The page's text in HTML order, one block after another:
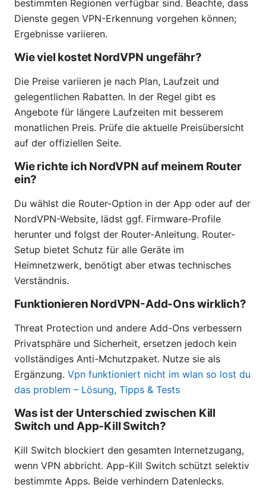
bestimmten Regionen verfügbar sind. Beachte, dass
Dienste gegen VPN-Erkennung vorgehen können;
Ergebnisse variieren.
Wie viel kostet NordVPN ungefähr?
Die Preise variieren je nach Plan, Laufzeit und
gelegentlichen Rabatten. In der Regel gibt es
Angebote für längere Laufzeiten mit besserem
monatlichen Preis. Prüfe die aktuelle Preisübersicht
auf der offiziellen Seite.
Wie richte ich NordVPN auf meinem Router
ein?
Du wählst die Router-Option in der App oder auf der
NordVPN-Website, lädst ggf. Firmware-Profile
herunter und folgst der Router-Anleitung. Router-
Setup bietet Schutz für alle Geräte im
Heimnetzwerk, benötigt aber etwas technisches
Verständnis.
Funktionieren NordVPN-Add-Ons wirklich?
Threat Protection und andere Add-Ons verbessern
Privatsphäre und Sicherheit, ersetzen jedoch kein
vollständiges Anti-Mchutzpaket. Nutze sie als
Ergänzung. Vpn funktioniert nicht im wlan so lost du
das problem – Lösung, Tipps & Tests
Was ist der Unterschied zwischen Kill
Switch und App-Kill Switch?
Kill Switch blockiert den gesamten Internetzugang,
wenn VPN abbricht. App-Kill Switch schützt selektiv
bestimmte Apps. Beide verhindern Datenlecks.